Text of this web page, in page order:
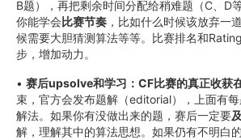
B题），再把剩余时间分配给稍难题（C、D
你能学会比赛节奏 ，比如什么时候该放弃一
候需要大胆猜测算法等等。比赛排名和
步，增加动力。
• 赛后upsolve和学习：CF比赛的真正收获
束，官方会发布题解（editorial），上面有
解法。如果你有没做出来的题，赛后一定要
解，理解其中的算法思想。如果仍有不明白